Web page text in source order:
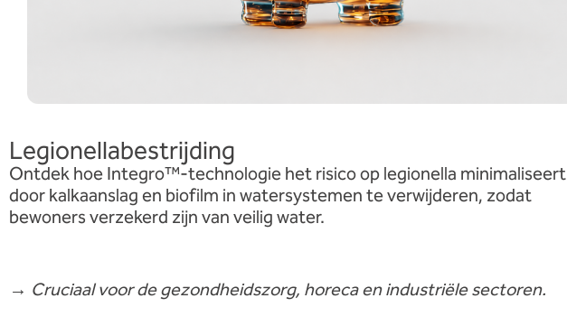
Legionellabestrijding
Ontdek hoe Integro™-technologie het risico op legionella minimaliseert
door kalkaanslag en biofilm in watersystemen te verwijderen, zodat
bewoners verzekerd zijn van veilig water.
→ Cruciaal voor de gezondheidszorg, horeca en industriële sectoren.